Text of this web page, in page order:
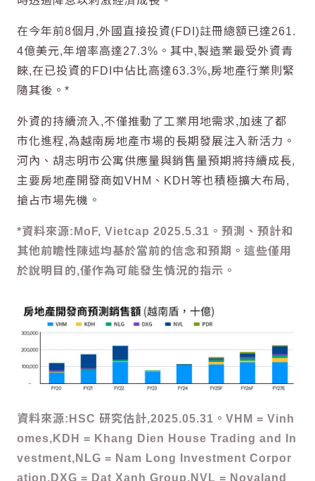
在今年前8個月,外國直接投資(FDI)註冊總額已達261.
4億美元,年增率高達27.3%。其中,製造業最受外資青
睞,在已投資的FDI中佔比高達63.3%,房地產行業則緊
隨其後。*
外資的持續流入,不僅推動了工業用地需求,加速了都
市化進程,為越南房地產市場的長期發展注入新活力。
河內、胡志明市公寓供應量與銷售量預期將持續成長,
主要房地產開發商如VHM、KDH等也積極擴大布局,
搶占市場先機。
*資料來源:MoF, Vietcap 2025.5.31。預測、預計和
其他前瞻性陳述均基於當前的信念和預期。這些僅用
於說明目的,僅作為可能發生情況的指示。
資料來源:HSC 研究估計,2025.05.31。VHM = Vinh
omes,KDH = Khang Dien House Trading and In
vestment,NLG = Nam Long Investment Corpor
ation,DXG = Dat Xanh Group,NVL = Novaland